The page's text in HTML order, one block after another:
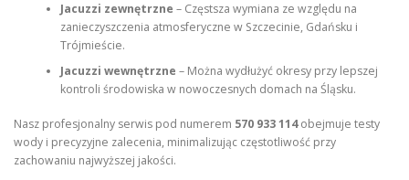
Jacuzzi zewnętrzne – Częstsza wymiana ze względu na
zanieczyszczenia atmosferyczne w Szczecinie, Gdańsku i
Trójmieście.
Jacuzzi wewnętrzne – Można wydłużyć okresy przy lepszej
kontroli środowiska w nowoczesnych domach na Śląsku.
Nasz profesjonalny serwis pod numerem 570 933 114obejmuje testy
wody i precyzyjne zalecenia, minimalizując częstotliwość przy
zachowaniu najwyższej jakości.